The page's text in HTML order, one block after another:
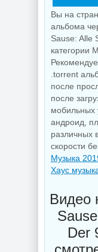
Вы на
альбома
Sause: Alle
категории
.torrent
после
после
мобильных
андроид,
различных
скорости
Музыка
Хаус
Видео
Der